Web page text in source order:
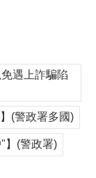
遇上詐騙陷
(警政署多國)
】(警政署)